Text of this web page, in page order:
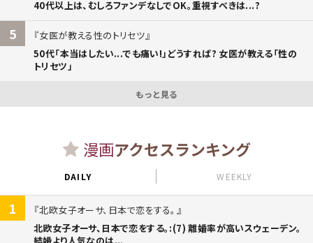
40代以上は、むしろファンデなしでOK。重視すべきは...?
5
女医が教える性のトリセツ
50代「本当はしたい...でも痛い!」どうすれば? 女医が教える「性の
トリセツ」
もっと見る
漫画アクセスランキング
DAILY WEEKLY
1
北欧女子オーサ、日本で恋をする。
北欧女子オーサ、日本で恋をする。:(7) 離婚率が高いスウェーデン。